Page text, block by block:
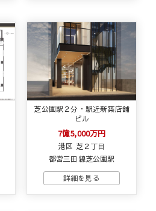
芝公園駅２分・駅近新築店舗
ビル
7億5,000万円
港区 芝２丁目
都営三田線芝公園駅